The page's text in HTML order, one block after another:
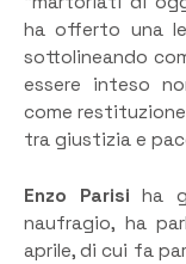
ha offerto una
sottolineando
essere inteso
come
tra giustizia e
Enzo Parisi ha
naufragio, ha
aprile, di cui fa